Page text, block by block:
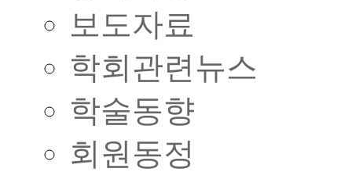
보도자료
학회관련뉴스
학술동향
회원동정